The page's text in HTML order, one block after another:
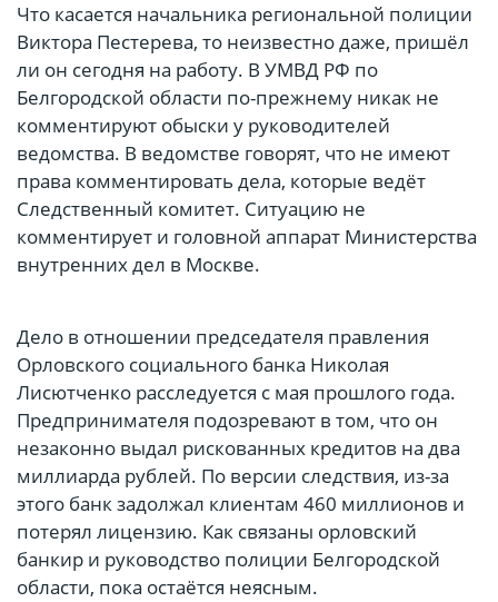
Что касается начальника региональной полиции
Виктора Пестерева, то неизвестно даже, пришёл
ли он сегодня на работу. В УМВД РФ по
Белгородской области по-прежнему никак не
комментируют обыски у руководителей
ведомства. В ведомстве говорят, что не имеют
права комментировать дела, которые ведёт
Следственный комитет. Ситуацию не
комментирует и головной аппарат Министерства
внутренних дел в Москве.
Дело в отношении председателя правления
Орловского социального банка Николая
Лисютченко расследуется с мая прошлого года.
Предпринимателя подозревают в том, что он
незаконно выдал рискованных кредитов на два
миллиарда рублей. По версии следствия, из-за
этого банк задолжал клиентам 460 миллионов и
потерял лицензию. Как связаны орловский
банкир и руководство полиции Белгородской
области, пока остаётся неясным.